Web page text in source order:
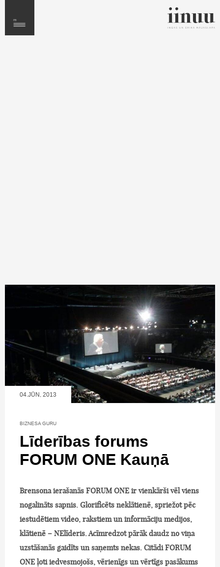
04.JŪN, 2013
BIZNESA GURU
Līderības forums
FORUM ONE Kauņā
Brensona ierašanās FORUM ONE ir vienkārši vēl viens
nogalināts sapnis. Glorificēts neklātienē, spriežot pēc
iestudētiem video, rakstiem un informāciju medijos,
klātienē – NElīderis. Acīmredzot pārāk daudz no viņa
uzstāšanās gaidīts un saņemts nekas. Citādi FORUM
ONE ļoti iedvesmojošs, vērienīgs un vērtīgs pasākums